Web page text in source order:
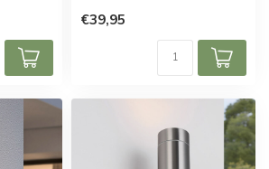
€39,95